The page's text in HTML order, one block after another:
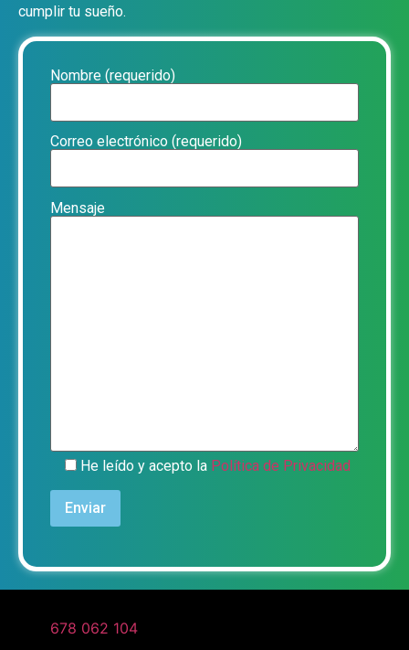
cumplir tu sueño.
Nombre (requerido)
Correo electrónico (requerido)
Mensaje
He leído y acepto la Política de Privacidad
678 062 104